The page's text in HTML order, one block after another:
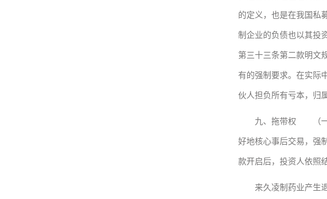
的定义，也是在我国私
制企业的负债也以其投
第三十三条第二款明文
有的强制要求。在实际
伙人担负所有亏本，归
九、拖带权 （一）
好地核心事后交易，强
款开启后，投资人依照
来久凌制药业产生退